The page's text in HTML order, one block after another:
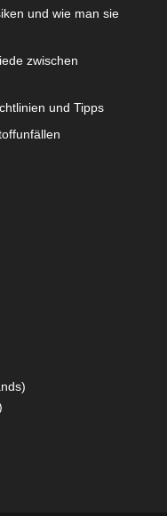
und wie man sie
zwischen
und Tipps